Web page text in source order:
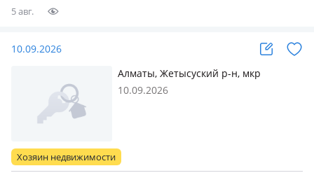
5 авг.
10.09.2026
Алматы, Жетысуский р-н, мкр
Айнабулак-3
10.09.2026
Хозяин недвижимости